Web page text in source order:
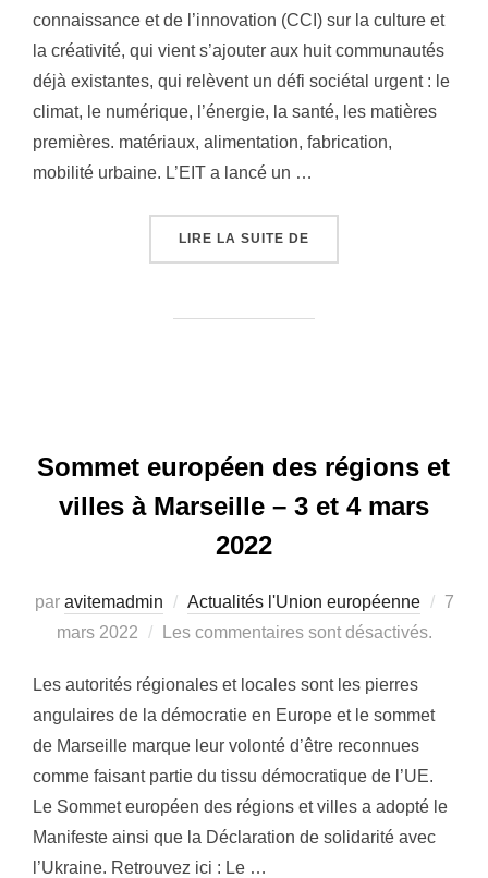
connaissance et de l’innovation (CCI) sur la culture et
la créativité, qui vient s’ajouter aux huit communautés
déjà existantes, qui relèvent un défi sociétal urgent : le
climat, le numérique, l’énergie, la santé, les matières
premières. matériaux, alimentation, fabrication,
mobilité urbaine. L’EIT a lancé un …
LIRE LA SUITE DE
Sommet européen des régions et
villes à Marseille – 3 et 4 mars
2022
par avitemadmin Actualités l'Union européenne
7
mars 2022
Les commentaires sont désactivés.
Les autorités régionales et locales sont les pierres
angulaires de la démocratie en Europe et le sommet
de Marseille marque leur volonté d’être reconnues
comme faisant partie du tissu démocratique de l’UE.
Le Sommet européen des régions et villes a adopté le
Manifeste ainsi que la Déclaration de solidarité avec
l’Ukraine. Retrouvez ici : Le …